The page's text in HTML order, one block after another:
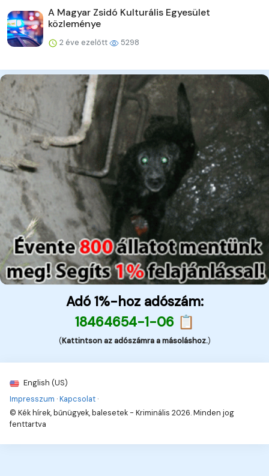
A Magyar Zsidó Kulturális Egyesület
közleménye
2 éve ezelőtt 5298
Adó 1%-hoz adószám:
18464654-1-06 📋
(Kattintson az adószámra a másoláshoz.)
English (US)
Impresszum ·Kapcsolat ·
© Kék hírek, bűnügyek, balesetek - Kriminális 2026. Minden jog
fenttartva